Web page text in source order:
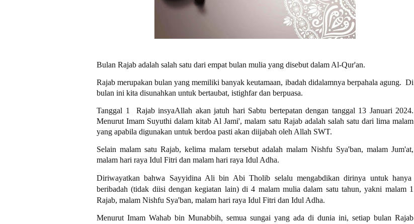
Bulan Rajab adalah salah satu dari empat bulan mulia yang disebut dalam Al-Qur'an.
Rajab merupakan bulan yang memiliki banyak keutamaan, ibadah didalamnya berpahala agung. Di
bulan ini kita disunahkan untuk bertaubat, istighfar dan berpuasa.
Tanggal 1 Rajab insyaAllah akan jatuh hari Sabtu bertepatan dengan tanggal 13 Januari 2024.
Menurut Imam Suyuthi dalam kitab Al Jami', malam satu Rajab adalah salah satu dari lima malam
yang apabila digunakan untuk berdoa pasti akan diijabah oleh Allah SWT.
Selain malam satu Rajab, kelima malam tersebut adalah malam Nishfu Sya'ban, malam Jum'at,
malam hari raya Idul Fitri dan malam hari raya Idul Adha.
Diriwayatkan bahwa Sayyidina Ali bin Abi Tholib selalu mengabdikan dirinya untuk hanya
beribadah (tidak diisi dengan kegiatan lain) di 4 malam mulia dalam satu tahun, yakni malam 1
Rajab, malam Nishfu Sya'ban, malam hari raya Idul Fitri dan Idul Adha.
Menurut Imam Wahab bin Munabbih, semua sungai yang ada di dunia ini, setiap bulan Rajab